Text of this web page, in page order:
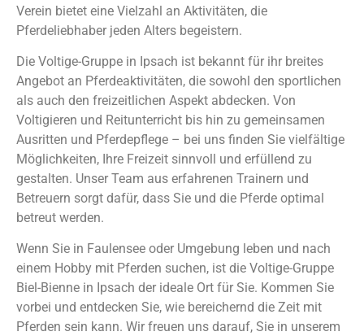
Verein bietet eine Vielzahl an Aktivitäten, die
Pferdeliebhaber jeden Alters begeistern.
Die Voltige-Gruppe in Ipsach ist bekannt für ihr breites
Angebot an Pferdeaktivitäten, die sowohl den sportlichen
als auch den freizeitlichen Aspekt abdecken. Von
Voltigieren und Reitunterricht bis hin zu gemeinsamen
Ausritten und Pferdepflege – bei uns finden Sie vielfältige
Möglichkeiten, Ihre Freizeit sinnvoll und erfüllend zu
gestalten. Unser Team aus erfahrenen Trainern und
Betreuern sorgt dafür, dass Sie und die Pferde optimal
betreut werden.
Wenn Sie in Faulensee oder Umgebung leben und nach
einem Hobby mit Pferden suchen, ist die Voltige-Gruppe
Biel-Bienne in Ipsach der ideale Ort für Sie. Kommen Sie
vorbei und entdecken Sie, wie bereichernd die Zeit mit
Pferden sein kann. Wir freuen uns darauf, Sie in unserem